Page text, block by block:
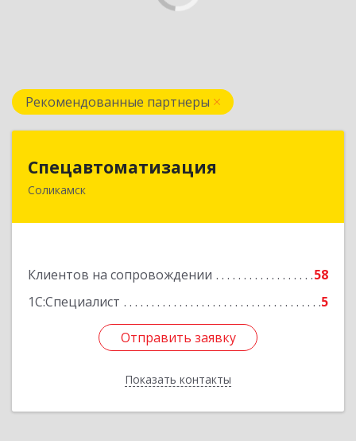
Рекомендованные партнеры
Спецавтоматизация
Соликамск
Клиентов на сопровождении
58
1С:Специалист
5
Отправить заявку
Показать контакты
Отправить заявку
Назад